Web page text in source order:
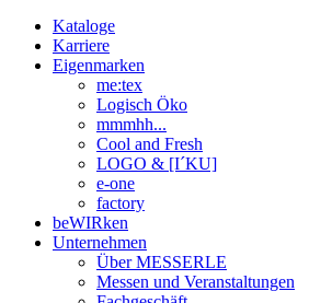
Kataloge
Karriere
Eigenmarken
me:tex
Logisch Öko
mmmhh...
Cool and Fresh
LOGO & [I´KU]
e-one
factory
beWIRken
Unternehmen
Über MESSERLE
Messen und Veranstaltungen